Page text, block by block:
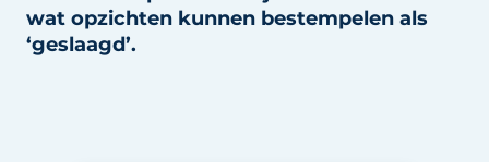
Aanmelden
Brandveiligheid
wat opzichten kunnen bestempelen als
‘geslaagd’.